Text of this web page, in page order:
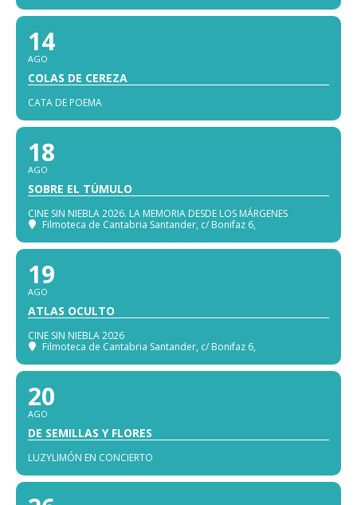
14
AGO
COLAS DE CEREZA
CATA DE POEMA
18
AGO
SOBRE EL TÚMULO
CINE SIN NIEBLA 2026. LA MEMORIA DESDE LOS MÁRGENES
Filmoteca de Cantabria Santander, c/ Bonifaz 6,
19
AGO
ATLAS OCULTO
CINE SIN NIEBLA 2026
Filmoteca de Cantabria Santander, c/ Bonifaz 6,
20
AGO
DE SEMILLAS Y FLORES
LUZYLIMÓN EN CONCIERTO